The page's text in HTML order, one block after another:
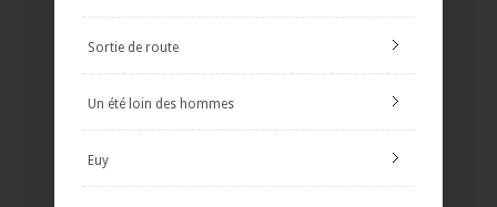
Sortie de route
Un été loin des hommes
Euy